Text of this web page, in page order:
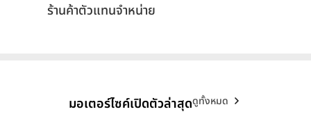
ร้านค้าตัวแทนจำหน่าย
มอเตอร์ไซค์เปิดตัวล่าสุดดูทั้งหมด